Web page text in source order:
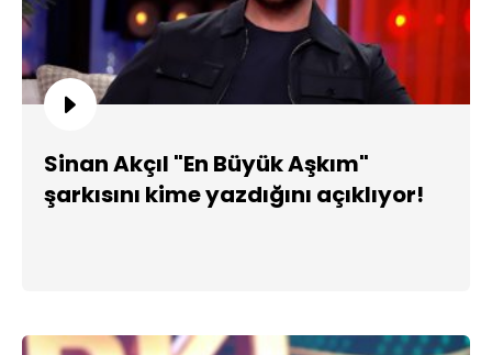
Sinan Akçıl "En Büyük Aşkım"
şarkısını kime yazdığını açıklıyor!